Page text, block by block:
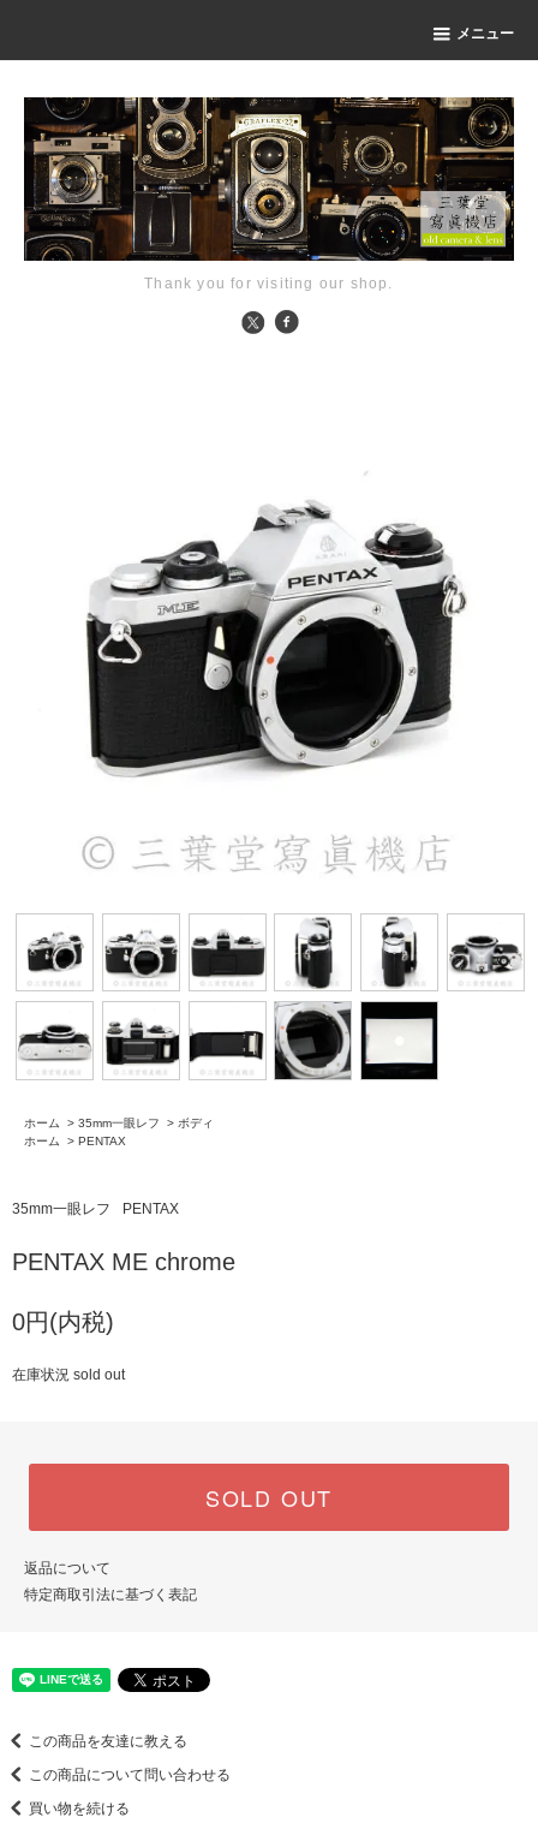
メニュー
Thank you for visiting our shop.
ホーム > 35mm一眼レフ > ボディ
ホーム
> PENTAX
35mm一眼レフ PENTAX
PENTAX ME chrome
0円(内税)
在庫状況 sold out
SOLD OUT
返品について
特定商取引法に基づく表記
この商品を友達に教える
この商品について問い合わせる
買い物を続ける